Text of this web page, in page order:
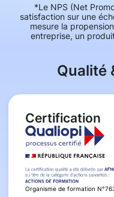
*Le NPS (Net
satisfaction sur une
mesure la
entreprise, un
Qualité
Certification
Organisme de formation